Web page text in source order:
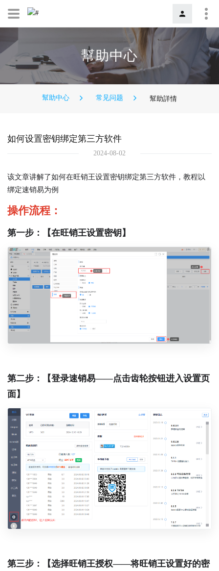
幫助中心
幫助中心 常见问题 幫助詳情
如何设置密钥绑定第三方软件
2024-08-02
该文章讲解了如何在旺销王设置密钥绑定第三方软件，教程以
绑定速销易为例
操作流程：
第一步：【在旺销王设置密钥】
第二步：【登录速销易——点击齿轮按钮进入设置页
面】
第三步：【选择旺销王授权——将旺销王设置好的密